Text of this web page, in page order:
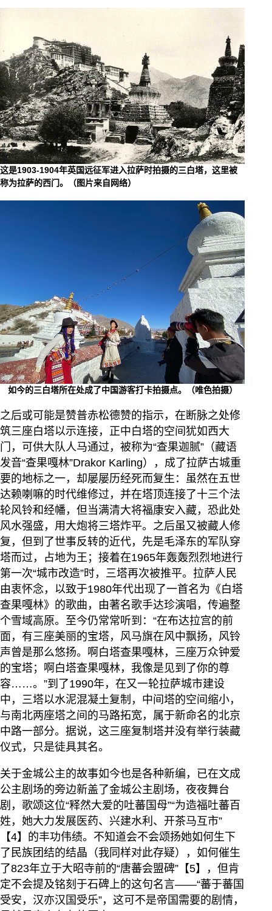
这是1903-1904年英国远征军进入拉萨时拍摄的三白塔，这里被
称为拉萨的西门。（图片来自网络）
如今的三白塔所在处成了中国游客打卡拍摄点。（唯色拍摄）
之后或可能是赞普赤松德赞的指示，在断脉之处修
筑三座白塔以示连接，正中白塔的空间犹如西大
门，可供大队人马通过，被称为“查果迦腻”（藏语
发音“查果嘎林”Drakor Karling），成了拉萨古城重
要的地标之一，却屡屡历经死而复生：虽然在五世
达赖喇嘛的时代维修过，并在塔顶连接了十三个法
轮风铃和经幡，但当满清大将福康安入藏，恐此处
风水强盛，用大炮将三塔炸平。之后虽又被藏人修
复，但到了世事反转的近代，先是毛泽东的军队穿
塔而过，占地为王；接着在1965年轰轰烈烈地进行
第一次“城市改造”时，三塔再次被推平。拉萨人民
由衷怀念，以致于1980年代出现了一首名为《白塔
查果嘎林》的歌曲，由著名歌手达珍演唱，传遍整
个雪域高原。至今仍常常听到：“在布达拉宫的前
面，有三座美丽的宝塔，风马旗在风中飘扬，风铃
声曾是那么悠扬。啊白塔查果嘎林，三座万众钟爱
的宝塔；啊白塔查果嘎林，我像是见到了你的尊
容……。”到了1990年，在又一轮拉萨城市建设
中，三塔以水泥混凝土复制，中间塔的空间缩小，
与南北两座塔之间的马路拓宽，属于新命名的北京
中路一部分。据说，这三座复制塔并没有举行装藏
仪式，只是徒具其名。
关于金城公主的故事如今也是各种新编，已在文成
公主剧场的旁边新盖了金城公主剧场，夜夜舞台
剧，歌颂这位“释然大爱的吐蕃国母”“为造福吐蕃百
姓，她大力发展医药、兴建水利、开茶马互市”
【4】的丰功伟绩。不知道会不会颂扬她如何生下
了民族团结的结晶（我同样对此存疑），如何催生
了823年立于大昭寺前的“唐蕃会盟碑”【5】，但肯
定不会提及铭刻于石碑上的这句名言——“蕃于蕃国
受安，汉亦汉国受乐”，这可不是帝国需要的剧情，